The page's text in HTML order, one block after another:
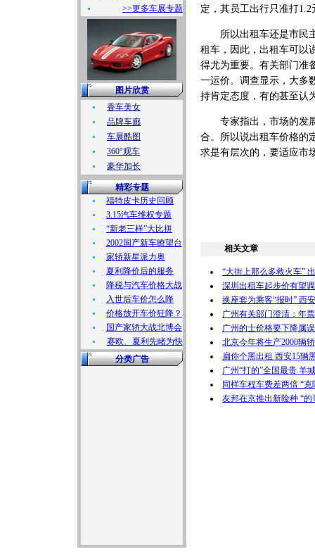
>>更多车展专题
图片欣赏
香车美女
品牌车廊
车展酷图
360°观车
豪华加长
精彩专题
福特皮卡历史回顾
3.15汽车维权专题
“新老三样”大比拼
2002国产新车瞭望台
家轿新星派力奥
夏利降价后的服务
降税与汽车价格大战
入世后车价怎么降
价格放开车价狂降？
国产家轿大战北博会
赛欧、夏利先睹为快
分类广告
定，其员工出行只准打1.2
所以出租车还是市民主
租车，因此，出租车可以
得尤为重要。有关部门准
一运价。调查显示，大多
持肯定态度，有的甚至认
专家指出，市场的发展
合。所以说出租车价格的
求是有层次的，要适应市
相关文章
“大街上那么多救火车”
深圳出租车起步价有望
换座套为乘客“报时” 西
广州有关部门澄清：年
广州的士价格要下降属
北京今年将生产2000辆
扁你个黑出租 西安15辆
广州“打的”全国最贵 羊
同样车程车费差两倍 “
友邦在京推出新险种 “的